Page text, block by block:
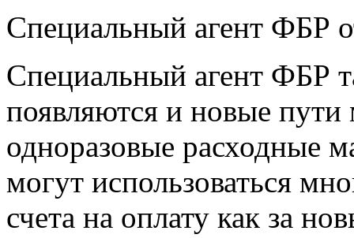
Специальный агент ФБР
Специальный агент ФБР
появляются и новые
одноразовые расходные
могут использоваться
счета на оплату как за